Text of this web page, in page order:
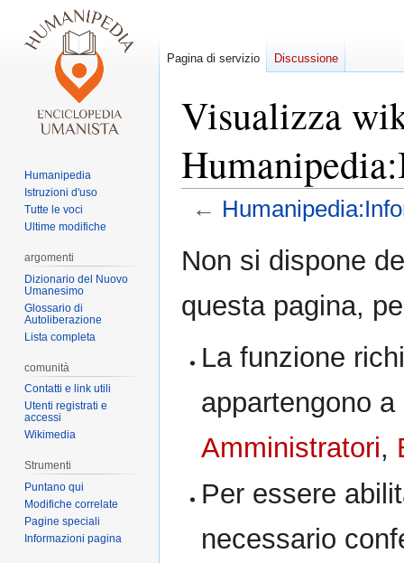
Visualizza
←
alla
alla
Non si dispone
questa pagina,
La funzione
appartengono
Amministratori,
Per essere
necessario
Pagina di servizio Discussione
Humanipedia
Istruzioni d'uso
Tutte le voci
Ultime modifiche
argomenti
Dizionario del Nuovo
Umanesimo
Glossario di
Autoliberazione
Lista completa
comunità
Contatti e link utili
Utenti registrati e
accessi
Wikimedia
Strumenti
Puntano qui
Modifiche correlate
Pagine speciali
Informazioni pagina